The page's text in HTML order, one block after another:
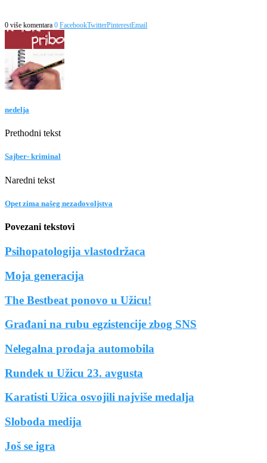
0 više komentara 0 FacebookTwitterPinterestEmail
nedelja
Prethodni tekst
Sajber- kriminal
Naredni tekst
Opet zima našeg nezadovoljstva
Povezani tekstovi
Psihopatologija vlastodržaca
Moja generacija
The Bestbeat ponovo u Užicu!
Građani na rubu egzistencije zbog SNS
Nelegalna prodaja automobila
Rundek u Užicu 23. avgusta
Karatisti Užica osvojili najviše medalja
Sloboda medija
Još se igra